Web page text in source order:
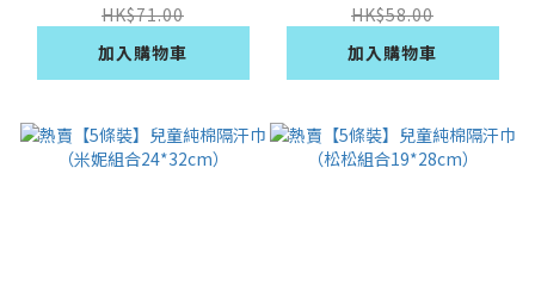
HK$71.00
加入購物車
HK$58.00
加入購物車